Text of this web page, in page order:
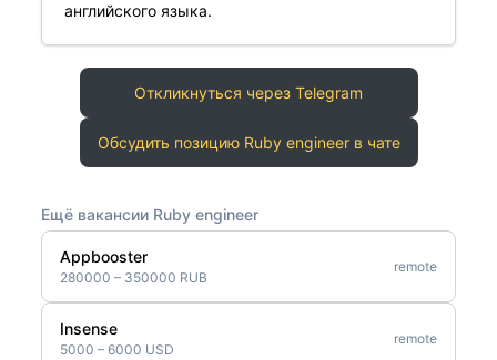
английского языка.
Откликнуться через Telegram
Обсудить позицию Ruby engineer в чате
Ещё вакансии Ruby engineer
Appbooster
280000 – 350000 RUB
remote
Insense
5000 – 6000 USD
remote